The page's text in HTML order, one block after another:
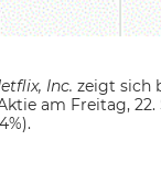
Inc. zeigt sich
am Freitag,